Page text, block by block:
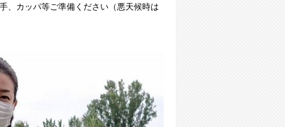
、カッパ等ご準備ください（悪天候時は